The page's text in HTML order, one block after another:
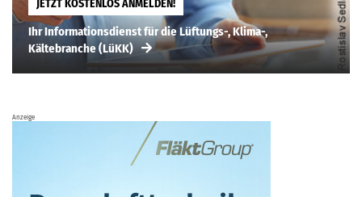
JETZT KOSTENLOS ANMELDEN!
Ihr Informationsdienst für die Lüftungs-, Klima-,
Kältebranche (LüKK)
Anzeige